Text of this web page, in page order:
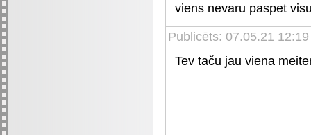
viens nevaru paspet
Publicēts: 07.05.21 12:19
Tev taču jau viena